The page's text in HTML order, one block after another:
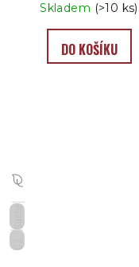
Skladem (>10 ks)
DO KOŠÍKU
CZ
Suché